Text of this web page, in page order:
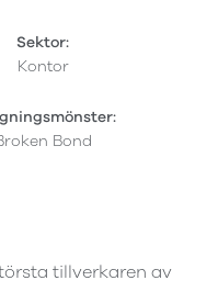
Sektor:
Kontor
Bond
tillverkaren av